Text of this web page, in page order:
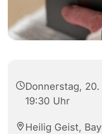
Donnerstag,
19:30 Uhr
Heilig Geist,